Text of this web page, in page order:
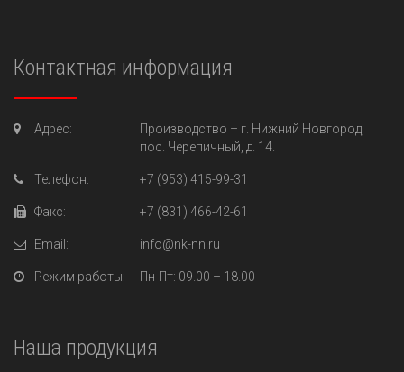
Контактная информация
Адрес: Производство – г. Нижний Новгород,
пос. Черепичный, д. 14.
Телефон: +7 (953) 415-99-31
Факс: +7 (831) 466-42-61
Email: info@nk-nn.ru
Режим работы: Пн-Пт: 09.00 – 18.00
Наша продукция